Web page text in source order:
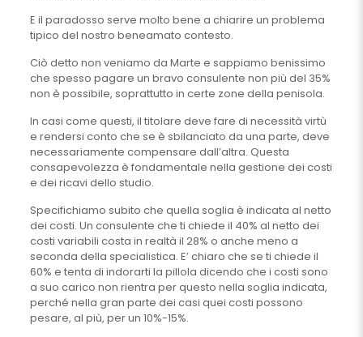
E il paradosso serve molto bene a chiarire un problema
tipico del nostro beneamato contesto.
Ciò detto non veniamo da Marte e sappiamo benissimo
che spesso pagare un bravo consulente non più del 35%
non è possibile, soprattutto in certe zone della penisola.
In casi come questi, il titolare deve fare di necessità virtù
e rendersi conto che se è sbilanciato da una parte, deve
necessariamente compensare dall’altra. Questa
consapevolezza è fondamentale nella gestione dei costi
e dei ricavi dello studio.
Specifichiamo subito che quella soglia è indicata al netto
dei costi. Un consulente che ti chiede il 40% al netto dei
costi variabili costa in realtà il 28% o anche meno a
seconda della specialistica. E’ chiaro che se ti chiede il
60% e tenta di indorarti la pillola dicendo che i costi sono
a suo carico non rientra per questo nella soglia indicata,
perché nella gran parte dei casi quei costi possono
pesare, al più, per un 10%-15%.